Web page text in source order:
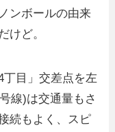
ンボールの由来
けど。
目」交差点を左
線)は交通量もさ
続もよく、スピ